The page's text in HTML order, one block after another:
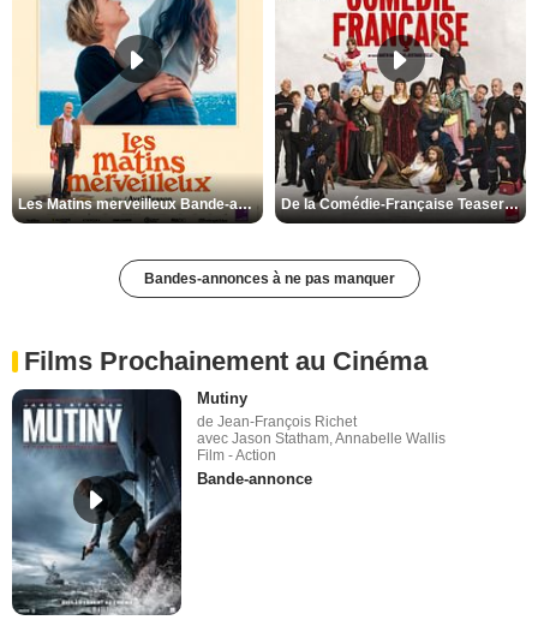
Les Matins merveilleux Bande-annonce VF De la Comédie-Française Teaser VF
Bandes-annonces à ne pas manquer
Films Prochainement au Cinéma
Mutiny
de Jean-François Richet
avec Jason Statham, Annabelle Wallis
Film - Action
Bande-annonce